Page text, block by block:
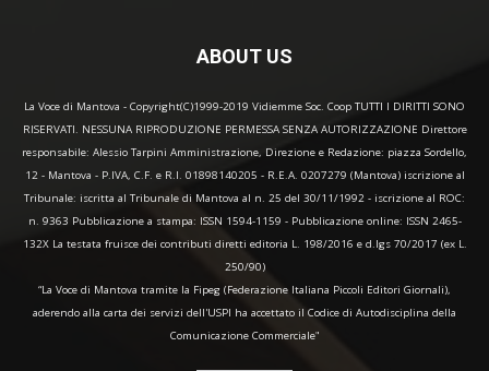
ABOUT US
La Voce di Mantova - Copyright(C)1999-2019 Vidiemme Soc. Coop TUTTI I DIRITTI SONO
RISERVATI. NESSUNA RIPRODUZIONE PERMESSA SENZA AUTORIZZAZIONE Direttore
responsabile: Alessio Tarpini Amministrazione, Direzione e Redazione: piazza Sordello,
12 - Mantova - P.IVA, C.F. e R.I. 01898140205 - R.E.A. 0207279 (Mantova) iscrizione al
Tribunale: iscritta al Tribunale di Mantova al n. 25 del 30/11/1992 - iscrizione al ROC:
n. 9363 Pubblicazione a stampa: ISSN 1594-1159 - Pubblicazione online: ISSN 2465-
132X La testata fruisce dei contributi diretti editoria L. 198/2016 e d.lgs 70/2017 (ex L.
250/90)
“La Voce di Mantova tramite la Fipeg (Federazione Italiana Piccoli Editori Giornali),
aderendo alla carta dei servizi dell'USPI ha accettato il Codice di Autodisciplina della
Comunicazione Commerciale"